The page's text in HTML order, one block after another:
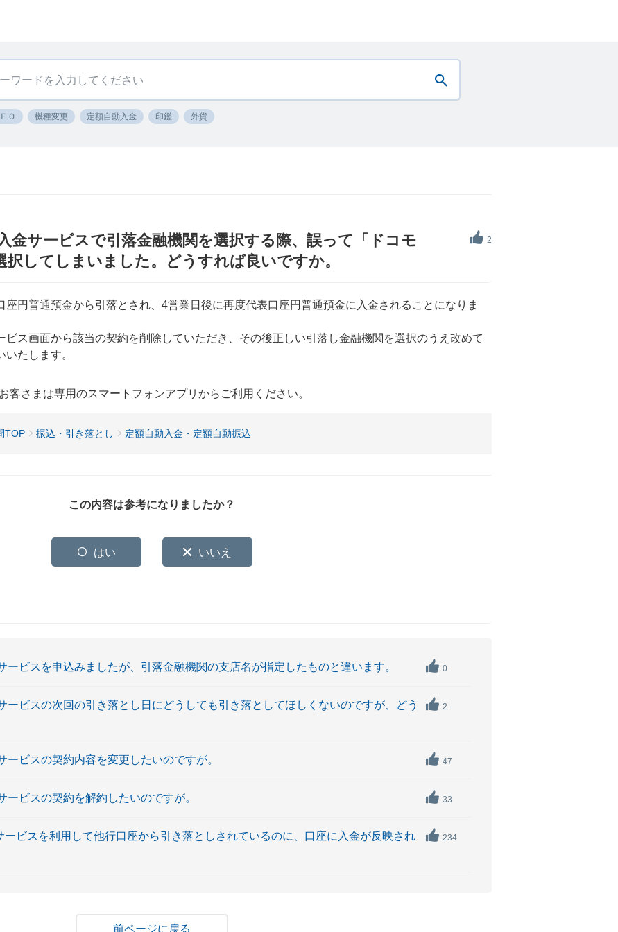
Ｏ 機種変更 定額自動入金 印鑑 外貨
2
金サービスで引落金融機関を選択する際、誤って「ドコモ
してしまいました。どうすれば良いですか。
円普通預金から引落とされ、4営業日後に再度代表口座円普通預金に入金されることになりま
ビス画面から該当の契約を削除していただき、その後正しい引落し金融機関を選択のうえ改めて
いたします。
客さまは専用のスマートフォンアプリからご利用ください。
TOP 振込・引き落とし 定額自動入金・定額自動振込
この内容は参考になりましたか？
はい いいえ
ービスを申込みましたが、引落金融機関の支店名が指定したものと違います。 0
ービスの次回の引き落とし日にどうしても引き落としてほしくないのですが、どう
2
ービスの契約内容を変更したいのですが。 47
ービスの契約を解約したいのですが。 33
ービスを利用して他行口座から引き落としされているのに、口座に入金が反映され
234
戻る